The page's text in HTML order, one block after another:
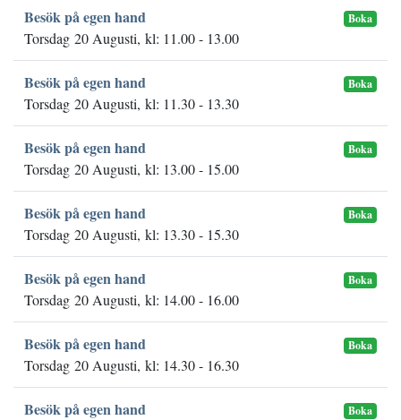
Besök på egen hand Boka
Torsdag 20 Augusti, kl: 11.00 - 13.00
Besök på egen hand Boka
Torsdag 20 Augusti, kl: 11.30 - 13.30
Besök på egen hand Boka
Torsdag 20 Augusti, kl: 13.00 - 15.00
Besök på egen hand Boka
Torsdag 20 Augusti, kl: 13.30 - 15.30
Besök på egen hand Boka
Torsdag 20 Augusti, kl: 14.00 - 16.00
Besök på egen hand Boka
Torsdag 20 Augusti, kl: 14.30 - 16.30
Besök på egen hand Boka